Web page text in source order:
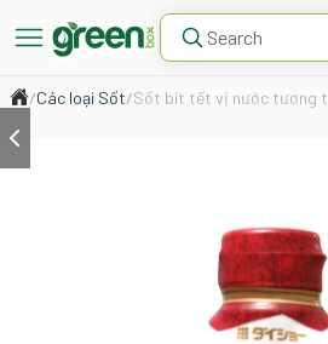
/Các loại Sốt/Sốt bít tết vị nước tương